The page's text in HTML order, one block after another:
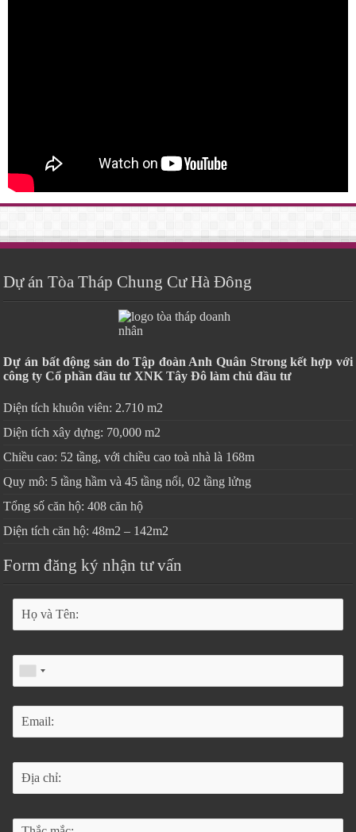
Dự án Tòa Tháp Chung Cư Hà Đông
Dự án bất động sản do Tập đoàn Anh Quân Strong kết hợp với
công ty Cổ phần đầu tư XNK Tây Đô làm chủ đầu tư
Diện tích khuôn viên: 2.710 m2
Diện tích xây dựng: 70,000 m2
Chiều cao: 52 tầng, với chiều cao toà nhà là 168m
Quy mô: 5 tầng hầm và 45 tầng nổi, 02 tầng lửng
Tổng số căn hộ: 408 căn hộ
Diện tích căn hộ: 48m2 – 142m2
Form đăng ký nhận tư vấn